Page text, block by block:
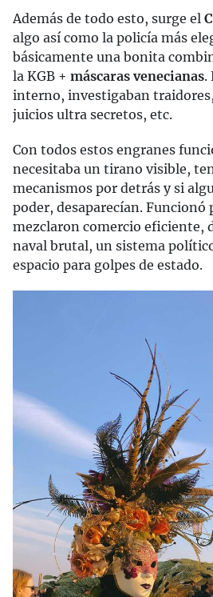
Además de todo esto, surge el
algo así como la policía más
básicamente una bonita
la KGB + máscaras venecianas.
interno, investigaban
juicios ultra secretos, etc.
Con todos estos engranes
necesitaba un tirano visible,
mecanismos por detrás y si
poder, desaparecían. Funcionó
mezclaron comercio eficiente,
naval brutal, un sistema
espacio para golpes de estado.